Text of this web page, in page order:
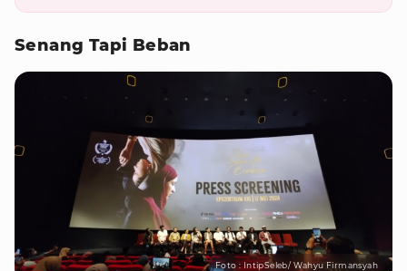
Senang Tapi Beban
Foto : IntipSeleb/ Wahyu Firmansyah